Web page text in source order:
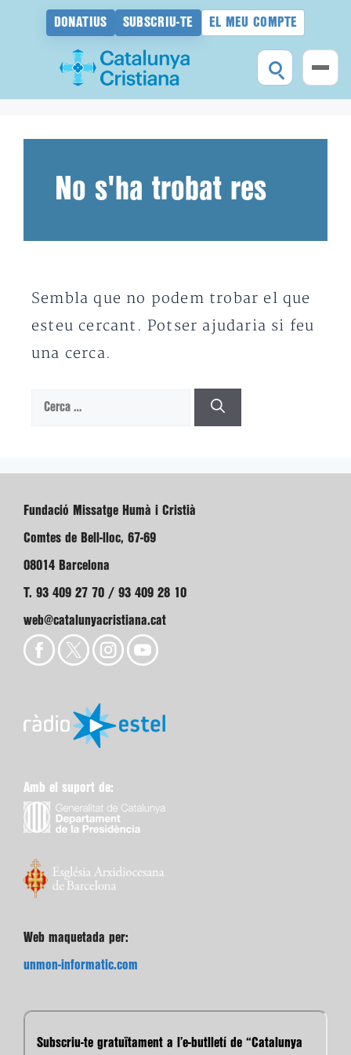
DONATIUS SUBSCRIU-TE EL MEU COMPTE
No s'ha trobat res
Sembla que no podem trobar el que
esteu cercant. Potser ajudaria si feu
una cerca.
Cerca:
Fundació Missatge Humà i Cristià
Comtes de Bell-lloc, 67-69
08014 Barcelona
T. 93 409 27 70 / 93 409 28 10
web@catalunyacristiana.cat
Amb el suport de:
Web maquetada per:
unmon-informatic.com
Subscriu-te gratuïtament a l’e-butlletí de “Catalunya